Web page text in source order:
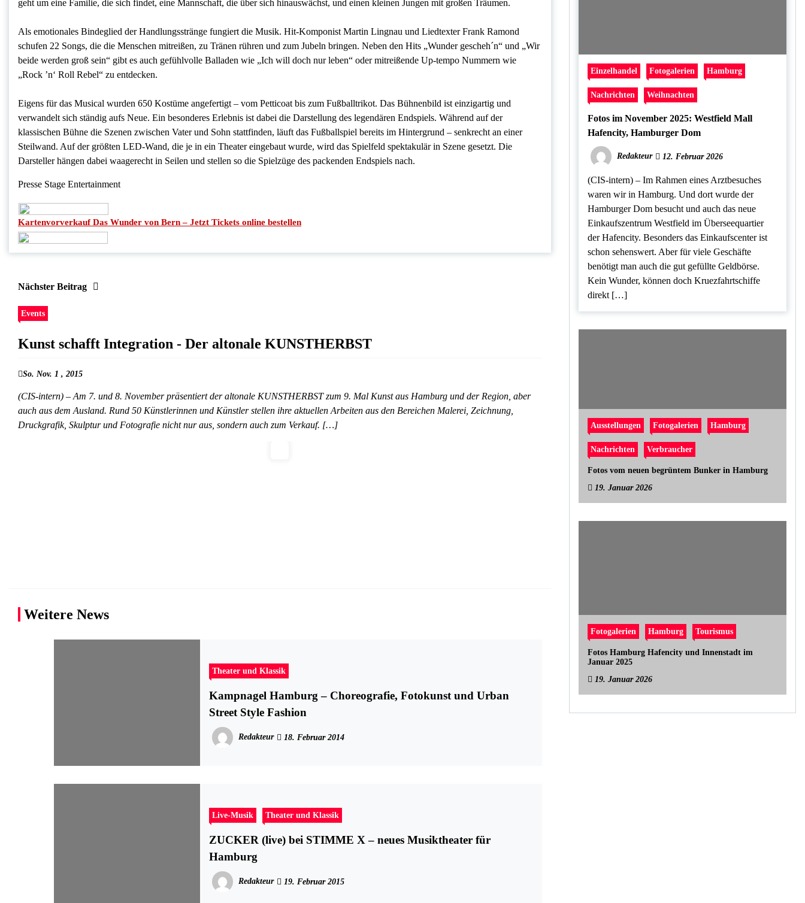
geht um eine Familie, die sich findet, eine Mannschaft, die über sich hinauswächst, und einen kleinen Jungen mit großen Träumen.
Als emotionales Bindeglied der Handlungsstränge fungiert die Musik. Hit-Komponist Martin Lingnau und Liedtexter Frank Ramond
schufen 22 Songs, die die Menschen mitreißen, zu Tränen rühren und zum Jubeln bringen. Neben den Hits „Wunder gescheh´n“ und „Wir
beide werden groß sein“ gibt es auch gefühlvolle Balladen wie „Ich will doch nur leben“ oder mitreißende Up-tempo Nummern wie
„Rock ’n‘ Roll Rebel“ zu entdecken.
Eigens für das Musical wurden 650 Kostüme angefertigt – vom Petticoat bis zum Fußballtrikot. Das Bühnenbild ist einzigartig und
verwandelt sich ständig aufs Neue. Ein besonderes Erlebnis ist dabei die Darstellung des legendären Endspiels. Während auf der
klassischen Bühne die Szenen zwischen Vater und Sohn stattfinden, läuft das Fußballspiel bereits im Hintergrund – senkrecht an einer
Steilwand. Auf der größten LED-Wand, die je in ein Theater eingebaut wurde, wird das Spielfeld spektakulär in Szene gesetzt. Die
Darsteller hängen dabei waagerecht in Seilen und stellen so die Spielzüge des packenden Endspiels nach.
Presse Stage Entertainment
Kartenvorverkauf Das Wunder von Bern – Jetzt Tickets online bestellen
Nächster Beitrag
Events
Kunst schafft Integration - Der altonale KUNSTHERBST
So. Nov. 1 , 2015
(CIS-intern) – Am 7. und 8. November präsentiert der altonale KUNSTHERBST zum 9. Mal Kunst aus Hamburg und der Region, aber
auch aus dem Ausland. Rund 50 Künstlerinnen und Künstler stellen ihre aktuellen Arbeiten aus den Bereichen Malerei, Zeichnung,
Druckgrafik, Skulptur und Fotografie nicht nur aus, sondern auch zum Verkauf. […]
Weitere News
Theater und Klassik
Kampnagel Hamburg – Choreografie, Fotokunst und Urban
Street Style Fashion
Redakteur 18. Februar 2014
Live-Musik Theater und Klassik
ZUCKER (live) bei STIMME X – neues Musiktheater für
Hamburg
Redakteur 19. Februar 2015
Einzelhandel Fotogalerien Hamburg
Nachrichten Weihnachten
Fotos im November 2025: Westfield Mall
Hafencity, Hamburger Dom
Redakteur 12. Februar 2026
(CIS-intern) – Im Rahmen eines Arztbesuches
waren wir in Hamburg. Und dort wurde der
Hamburger Dom besucht und auch das neue
Einkaufszentrum Westfield im Überseequartier
der Hafencity. Besonders das Einkaufscenter ist
schon sehenswert. Aber für viele Geschäfte
benötigt man auch die gut gefüllte Geldbörse.
Kein Wunder, können doch Kruezfahrtschiffe
direkt […]
Ausstellungen Fotogalerien Hamburg
Nachrichten Verbraucher
Fotos vom neuen begrüntem Bunker in Hamburg
19. Januar 2026
Fotogalerien Hamburg Tourismus
Fotos Hamburg Hafencity und Innenstadt im
Januar 2025
19. Januar 2026